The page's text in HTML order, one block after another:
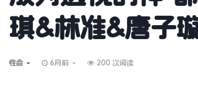
琪&林准&唐子
性命 6月前 200 次阅读